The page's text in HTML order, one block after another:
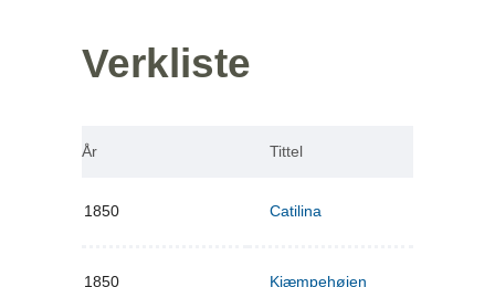
Verkliste
År Tittel
1850 Catilina
1850 Kjæmpehøien